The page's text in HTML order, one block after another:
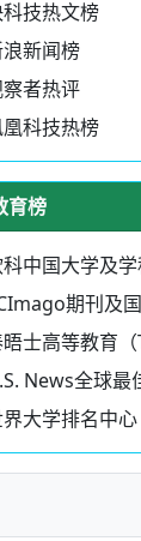
技热文榜
新闻榜
者热评
凰科技热榜
育榜
中国大学及
期刊及
士高等教育
News全球最
大学排名中心